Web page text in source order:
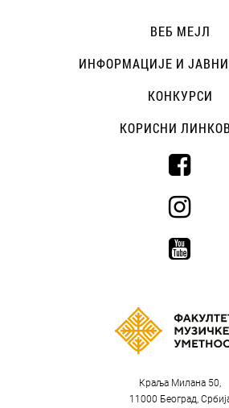
Краља Милана 50,
11000 Београд,
ВЕБ МЕЈЛ
ИНФОРМАЦИЈЕ И
КОНКУРСИ
КОРИСНИ